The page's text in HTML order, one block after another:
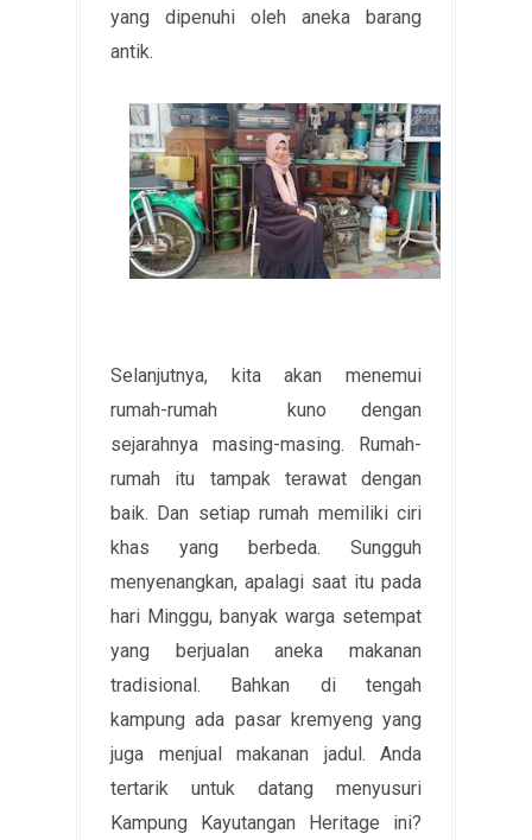
yang dipenuhi oleh aneka barang
antik.
Selanjutnya, kita akan menemui
rumah-rumah kuno dengan
sejarahnya masing-masing. Rumah-
rumah itu tampak terawat dengan
baik. Dan setiap rumah memiliki ciri
khas yang berbeda. Sungguh
menyenangkan, apalagi saat itu pada
hari Minggu, banyak warga setempat
yang berjualan aneka makanan
tradisional. Bahkan di tengah
kampung ada pasar kremyeng yang
juga menjual makanan jadul. Anda
tertarik untuk datang menyusuri
Kampung Kayutangan Heritage ini?